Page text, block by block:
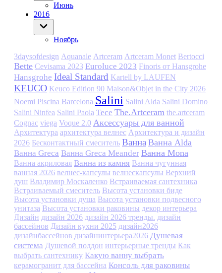
Июнь
2016
Ноябрь
3daysofdesign Aquanale Artceram Artceram Monet Bertocci
Bette Cevisama 2023 Euroluce 2023 Finoris от Hansgrohe
Hansgrohe Ideal Standard Kartell by LAUFEN
KEUCO Keuco Edition 90 Maison&Objet in the City 2026
Noemi Piscina Barcelona Salini Salini Alda Salini Domino
Salini Ninfea Salini Paola Tece The.Artceram the.artceram
Cognac viega Voque 2.0 Аксессуары для ванной
Архитектура архитектура велнес Архитектура и дизайн
2026 Бесконтактный смеситель Ванна Ванна Alda
Ванна Greca Ванна Greca Meander Ванна Mona
Ванна акриловая Ванна из камня Ванна чугунная
ванная 2026 велнес-капсулы велнескапсулы Верхний
душ Владимир Москаленко Встраиваемая сантехника
Встраиваемый смеситель Высота установки биде
Высота установки душа Высота установки подвесного
унитаза Высота установки раковины декор интерьера
Дизайн дизайн 2026 дизайн 2026 тренды. дизайн
бассейнов Дизайн кухни 2025 дизайн2026
дизайнбассейнов дизайнинтерьера2026 Душевая
система Душевой поддон интерьерные тренды Как
выбрать сантехнику Какую ванну выбрать
керамогранит для бассейна Консоль для раковины